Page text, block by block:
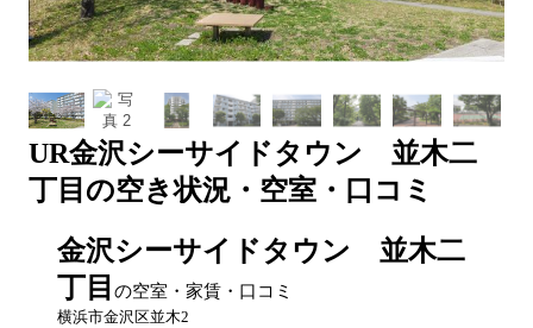
UR金沢シーサイドタウン 並木二
丁目 の空き状況・空室・口コミ
金沢シーサイドタウン 並木二
丁目 の空室・家賃・口コミ
横浜市金沢区並木2